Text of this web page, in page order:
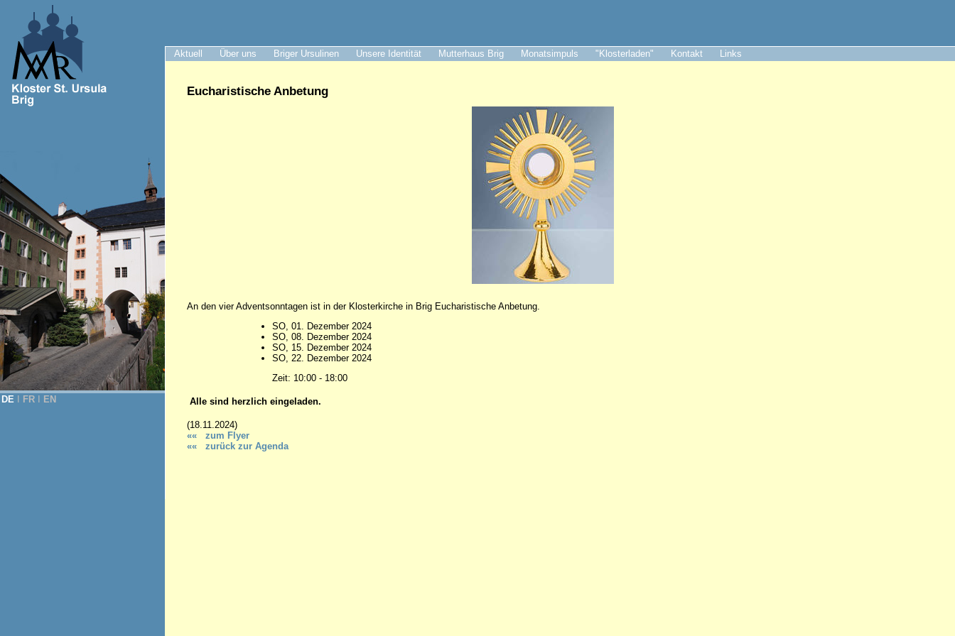
Aktuell Über uns Briger Ursulinen Unsere Identität Mutterhaus Brig Monatsimpuls "Klosterladen" Kontakt Links
DE FR EN
Eucharistische Anbetung
An den vier Adventsonntagen ist in der Klosterkirche in Brig Eucharistische Anbetung.
SO, 01. Dezember 2024
SO, 08. Dezember 2024
SO, 15. Dezember 2024
SO, 22. Dezember 2024
Zeit: 10:00 - 18:00
Alle sind herzlich eingeladen.
(18.11.2024)
«« zum Flyer
«« zurück zur Agenda